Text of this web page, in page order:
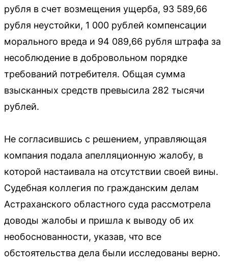
рубля в счет возмещения ущерба, 93 589,66
рубля неустойки, 1 000 рублей компенсации
морального вреда и 94 089,66 рубля штрафа за
несоблюдение в добровольном порядке
требований потребителя. Общая сумма
взысканных средств превысила 282 тысячи
рублей.
Не согласившись с решением, управляющая
компания подала апелляционную жалобу, в
которой настаивала на отсутствии своей вины.
Судебная коллегия по гражданским делам
Астраханского областного суда рассмотрела
доводы жалобы и пришла к выводу об их
необоснованности, указав, что все
обстоятельства дела были исследованы верно.